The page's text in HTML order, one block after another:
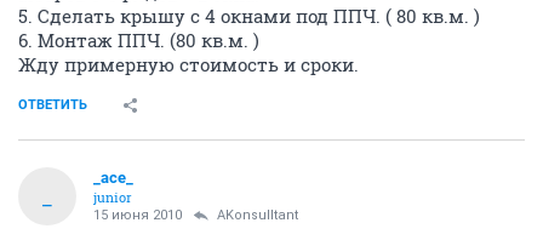
5. Сделать крышу с 4 окнами под ППЧ. ( 80 кв.м. )
6. Монтаж ППЧ. (80 кв.м. )
Жду примерную стоимость и сроки.
ОТВЕТИТЬ
_ace_
junior
15 июня 2010 AKonsulltant